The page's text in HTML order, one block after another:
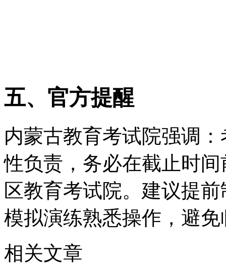
五、官方提醒
内蒙古教育考试院强调
性负责，务必在截止时
区教育考试院。建议提
模拟演练熟悉操作，避
相关文章